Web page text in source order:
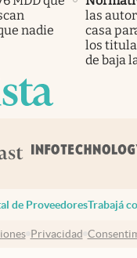
nadie
las
casa
los
de baja
de ProveedoresTrabajá
Privacidad